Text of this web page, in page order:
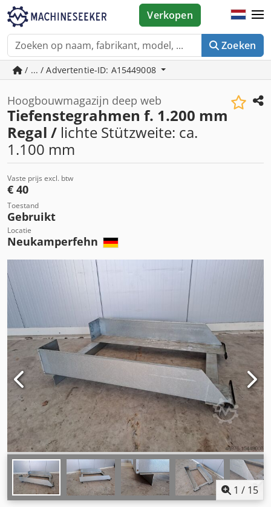
Zoeken
Verkopen
/ ... / Advertentie-ID: A15449008
Hoogbouwmagazijn deep web
Tiefenstegrahmen f. 1.200 mm
Regal / lichte Stützweite: ca.
1.100 mm
Vaste prijs excl. btw
€ 40
Toestand
Gebruikt
Locatie
Neukamperfehn
1 / 15